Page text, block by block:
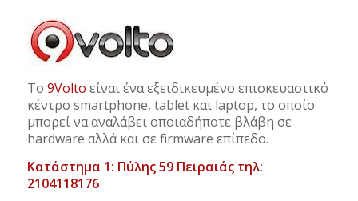
Το 9Volto είναι ένα εξειδικευμένο επισκευαστικό
κέντρο smartphone, tablet και laptop, το οποίο
μπορεί να αναλάβει οποιαδήποτε βλάβη σε
hardware αλλά και σε firmware επίπεδο.
Κατάστημα 1: Πύλης 59 Πειραιάς τηλ:
2104118176